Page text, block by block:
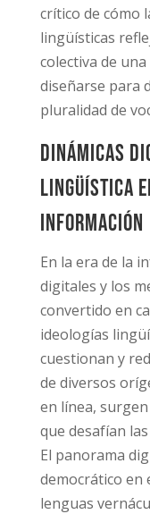
crítico de cómo
lingüísticas
colectiva de
diseñarse para
pluralidad de
Dinámicas
lingüística
información
En la era de la
digitales y los
convertido en
ideologías
cuestionan y
de diversos
en línea,
que desafían
El panorama
democrático en
lenguas